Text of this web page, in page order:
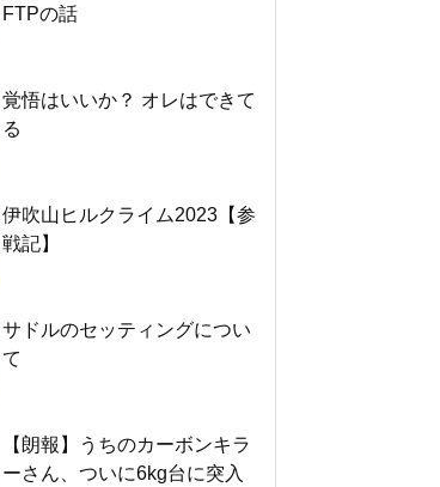
FTPの話
覚悟はいいか？ オレはできて
る
伊吹山ヒルクライム2023【参
戦記】
サドルのセッティングについ
て
【朗報】うちのカーボンキラ
ーさん、ついに6kg台に突入